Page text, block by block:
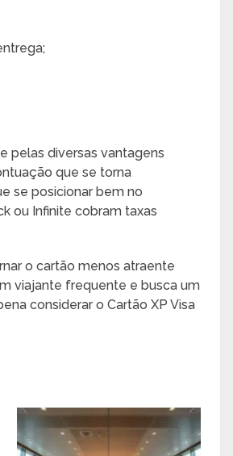
pelas diversas vantagens
que se torna
se posicionar bem no
ou Infinite cobram taxas
o cartão menos atraente
viajante frequente e busca um
considerar o Cartão XP Visa